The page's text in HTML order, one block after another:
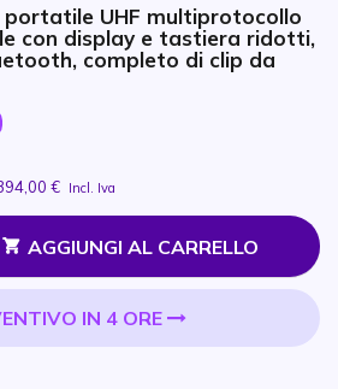
UHF multiprotocollo
con display e tastiera ridotti,
completo di clip da
€ Incl. Iva
AGGIUNGI AL CARRELLO
IN 4 ORE